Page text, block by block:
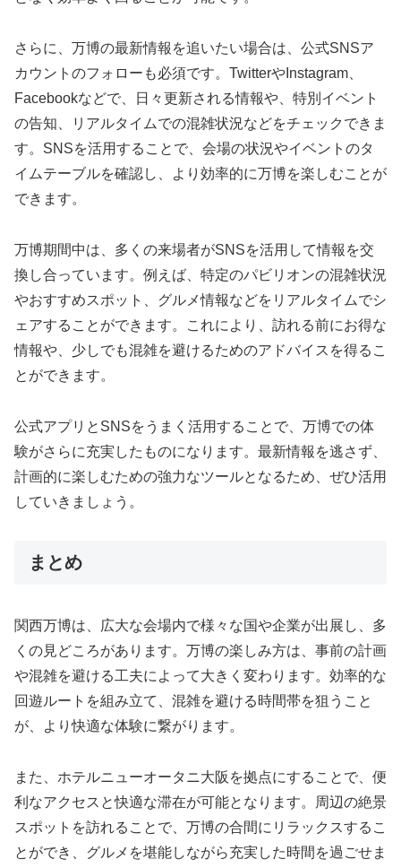
さらに、万博の最新情報を追いたい場合は、公式SNSア
カウントのフォローも必須です。TwitterやInstagram、
Facebookなどで、日々更新される情報や、特別イベント
の告知、リアルタイムでの混雑状況などをチェックできま
す。SNSを活用することで、会場の状況やイベントのタ
イムテーブルを確認し、より効率的に万博を楽しむことが
できます。
万博期間中は、多くの来場者がSNSを活用して情報を交
換し合っています。例えば、特定のパビリオンの混雑状況
やおすすめスポット、グルメ情報などをリアルタイムでシ
ェアすることができます。これにより、訪れる前にお得な
情報や、少しでも混雑を避けるためのアドバイスを得るこ
とができます。
公式アプリとSNSをうまく活用することで、万博での体
験がさらに充実したものになります。最新情報を逃さず、
計画的に楽しむための強力なツールとなるため、ぜひ活用
していきましょう。
まとめ
関西万博は、広大な会場内で様々な国や企業が出展し、多
くの見どころがあります。万博の楽しみ方は、事前の計画
や混雑を避ける工夫によって大きく変わります。効率的な
回遊ルートを組み立て、混雑を避ける時間帯を狙うこと
が、より快適な体験に繋がります。
また、ホテルニューオータニ大阪を拠点にすることで、便
利なアクセスと快適な滞在が可能となります。周辺の絶景
スポットを訪れることで、万博の合間にリラックスするこ
とができ、グルメを堪能しながら充実した時間を過ごせま